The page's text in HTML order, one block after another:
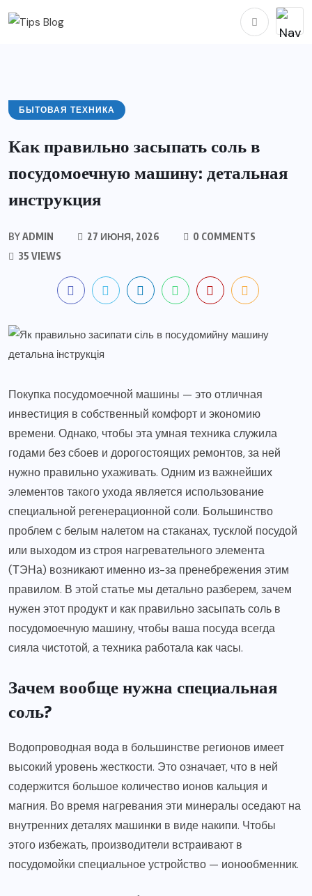
БЫТОВАЯ ТЕХНИКА
Как правильно засыпать соль в
посудомоечную машину: детальная
инструкция
BYADMIN 27 ИЮНЯ, 2026
0 COMMENTS
35 VIEWS
Покупка посудомоечной машины — это отличная
инвестиция в собственный комфорт и экономию
времени. Однако, чтобы эта умная техника служила
годами без сбоев и дорогостоящих ремонтов, за ней
нужно правильно ухаживать. Одним из важнейших
элементов такого ухода является использование
специальной регенерационной соли. Большинство
проблем с белым налетом на стаканах, тусклой посудой
или выходом из строя нагревательного элемента
(ТЭНа) возникают именно из-за пренебрежения этим
правилом. В этой статье мы детально разберем, зачем
нужен этот продукт и как правильно засыпать соль в
посудомоечную машину, чтобы ваша посуда всегда
сияла чистотой, а техника работала как часы.
Зачем вообще нужна специальная
соль?
Водопроводная вода в большинстве регионов имеет
высокий уровень жесткости. Это означает, что в ней
содержится большое количество ионов кальция и
магния. Во время нагревания эти минералы оседают на
внутренних деталях машинки в виде накипи. Чтобы
этого избежать, производители встраивают в
посудомойки специальное устройство — ионообменник.